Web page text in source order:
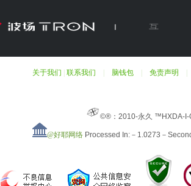
关于我们 联系我们 脑钱包 免责声明
©®：2010-永久 ™HXDA-I-
@好耶网络 Processed In:－1.0273－